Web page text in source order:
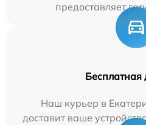
предоставляет
Бесплатная
Наш курьер в
доставит ваше